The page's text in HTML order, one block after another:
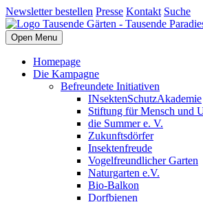
Newsletter bestellen Presse Kontakt Suche
Open Menu
Homepage
Die Kampagne
Befreundete Initiativen
INsektenSchutzAkademie
Stiftung für Mensch und
die Summer e. V.
Zukunftsdörfer
Insektenfreude
Vogelfreundlicher Garten
Naturgarten e.V.
Bio-Balkon
Dorfbienen